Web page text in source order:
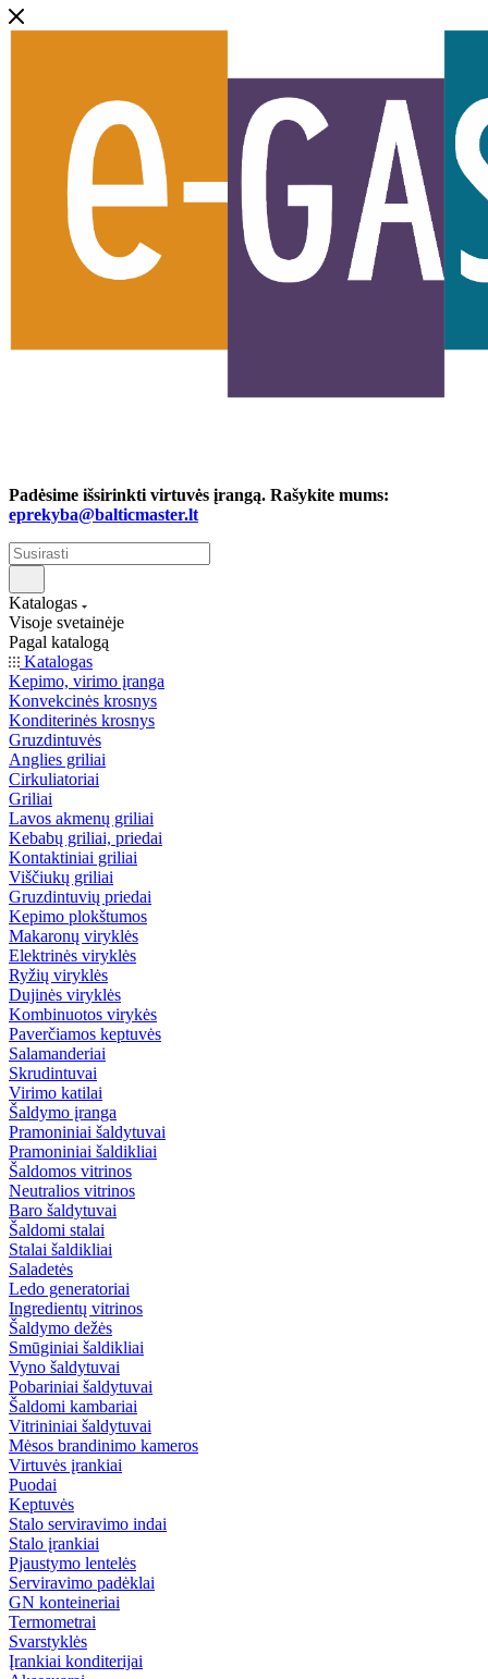
Padėsime išsirinkti virtuvės įrangą. Rašykite mums:
eprekyba@balticmaster.lt
Katalogas
Visoje svetainėje
Pagal katalogą
Katalogas
Kepimo, virimo įranga
Konvekcinės krosnys
Konditerinės krosnys
Gruzdintuvės
Anglies griliai
Cirkuliatoriai
Griliai
Lavos akmenų griliai
Kebabų griliai, priedai
Kontaktiniai griliai
Viščiukų griliai
Gruzdintuvių priedai
Kepimo plokštumos
Makaronų viryklės
Elektrinės viryklės
Ryžių viryklės
Dujinės viryklės
Kombinuotos virykės
Paverčiamos keptuvės
Salamanderiai
Skrudintuvai
Virimo katilai
Šaldymo įranga
Pramoniniai šaldytuvai
Pramoniniai šaldikliai
Šaldomos vitrinos
Neutralios vitrinos
Baro šaldytuvai
Šaldomi stalai
Stalai šaldikliai
Saladetės
Ledo generatoriai
Ingredientų vitrinos
Šaldymo dežės
Smūginiai šaldikliai
Vyno šaldytuvai
Pobariniai šaldytuvai
Šaldomi kambariai
Vitrininiai šaldytuvai
Mėsos brandinimo kameros
Virtuvės įrankiai
Puodai
Keptuvės
Stalo serviravimo indai
Stalo įrankiai
Pjaustymo lentelės
Serviravimo padėklai
GN konteineriai
Termometrai
Svarstyklės
Įrankiai konditerijai